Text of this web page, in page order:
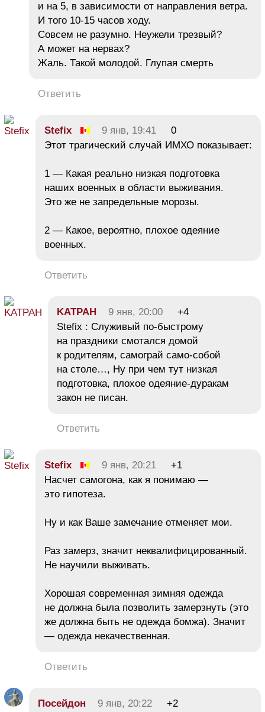
и на 5, в зависимости от направления ветра.
И того 10-15 часов ходу.
Совсем не разумно. Неужели трезвый?
А может на нервах?
Жаль. Такой молодой. Глупая смерть
Ответить
Stefix 9 янв, 19:41
0
Этот трагический случай ИМХО показывает:
1 — Какая реально низкая подготовка
наших военных в области выживания.
Это же не запредельные морозы.
2 — Какое, вероятно, плохое одеяние
военных.
Ответить
KATPAH 9 янв, 20:00
+4
Stefix : Служивый по-быстрому
на праздники смотался домой
к родителям, самограй само-собой
на столе…, Ну при чем тут низкая
подготовка, плохое одеяние-дуракам
закон не писан.
Ответить
Stefix 9 янв, 20:21
+1
Насчет самогона, как я понимаю —
это гипотеза.
Ну и как Ваше замечание отменяет мои.
Раз замерз, значит неквалифицированный.
Не научили выживать.
Хорошая современная зимняя одежда
не должна была позволить замерзнуть (это
же должна быть не одежда бомжа). Значит
— одежда некачественная.
Ответить
Посейдон 9 янв, 20:22
+2